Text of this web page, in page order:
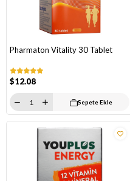
Pharmaton Vitality 30 Tablet
$12.08
Sepete Ekle